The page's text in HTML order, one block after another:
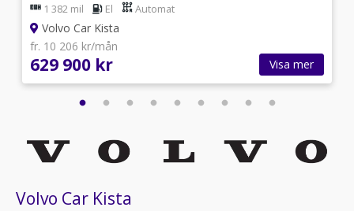
1 382 mil El Automat
Volvo Car Kista
fr. 10 206 kr/mån
629 900 kr Visa mer
Volvo Car Kista